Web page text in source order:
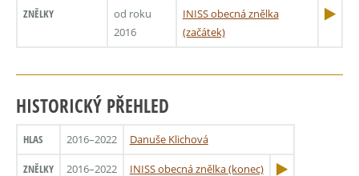
ZNĚLKY
od roku
2016
INISS obecná znělka
(začátek)
HISTORICKÝ PŘEHLED
HLAS 2016–2022 Danuše Klichová
ZNĚLKY 2016–2022 INISS obecná znělka (konec)